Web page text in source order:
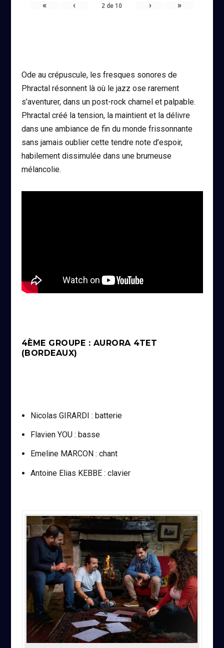
« ‹ 2 de10 › »
Ode au crépuscule, les fresques sonores de
Phractal résonnent là où le jazz ose rarement
s’aventurer, dans un post-rock charnel et palpable.
Phractal créé la tension, la maintient et la délivre
dans une ambiance de fin du monde frissonnante
sans jamais oublier cette tendre note d’espoir,
habilement dissimulée dans une brumeuse
mélancolie.
4ÈME GROUPE : AURORA 4TET
(BORDEAUX)
Nicolas GIRARDI : batterie
Flavien YOU : basse
Emeline MARCON : chant
Antoine Elias KEBBE : clavier